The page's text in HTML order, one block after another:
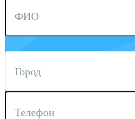
ФИО
Город
Телефон